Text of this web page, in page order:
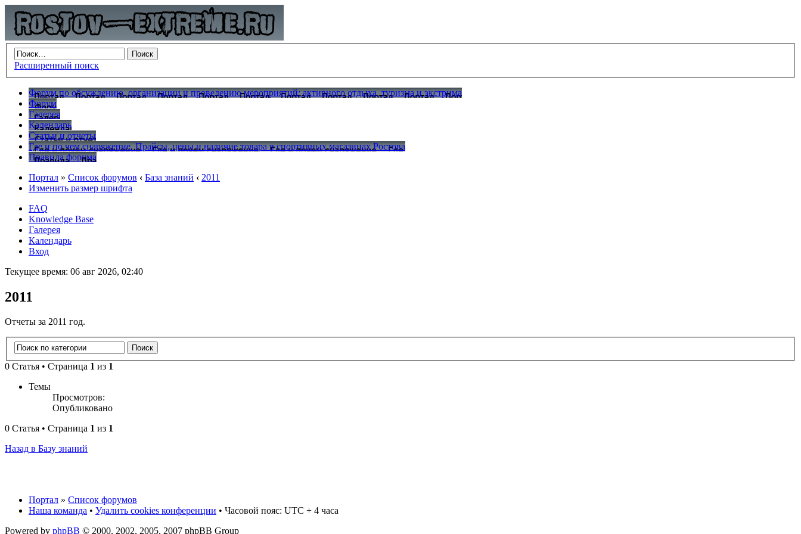
Расширенный поиск
Форум по обсуждению, организации и проведению мероприятий: активного отдыха, туризма и экстрима
Форум
Галерея
Календарь
Статьи и отчеты
Где и по чем снаряжение. Прайсы, цены и наличие товара в спортивных магазинах Ростова
Правила форума
Портал » Список форумов ‹ База знаний ‹ 2011
Изменить размер шрифта
FAQ
Knowledge Base
Галерея
Календарь
Вход
Текущее время: 06 авг 2026, 02:40
2011
Отчеты за 2011 год.
0 Статья • Страница 1 из 1
Темы
Просмотров:
Опубликовано
0 Статья • Страница 1 из 1
Назад в Базу знаний
Портал » Список форумов
Наша команда • Удалить cookies конференции • Часовой пояс: UTC + 4 часа
Powered by phpBB © 2000, 2002, 2005, 2007 phpBB Group